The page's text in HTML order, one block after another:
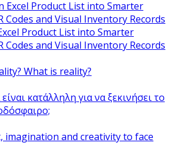
Product List into Smarter
Codes and Visual Inventory Records
What is reality?
κατάλληλη για να ξεκινήσει το
imagination and creativity to face